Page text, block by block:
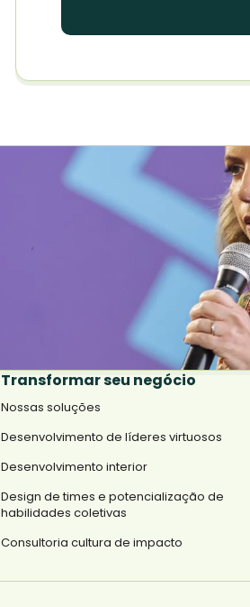
Transformar seu negócio
Nossas soluções
Desenvolvimento de líderes virtuosos
Desenvolvimento interior
Design de times e potencialização de
habilidades coletivas
Consultoria cultura de impacto